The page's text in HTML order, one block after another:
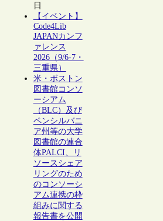
日
【イベント】
Code4Lib
JAPANカンフ
ァレンス
2026（9/6-7・
三重県）
米・ボストン
図書館コンソ
ーシアム
（BLC）及び
ペンシルバニ
ア州等の大学
図書館の連合
体PALCI、リ
ソースシェア
リングのため
のコンソーシ
アム連携の枠
組みに関する
報告書を公開